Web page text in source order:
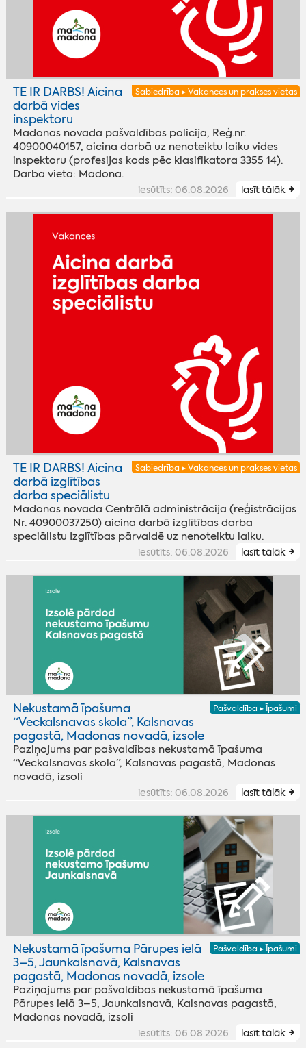
Sabiedrība ▸ Vakances un prakses vietas
TE IR DARBS! Aicina
darbā vides
inspektoru
Madonas novada pašvaldības policija, Reģ.nr.
40900040157, aicina darbā uz nenoteiktu laiku vides
inspektoru (profesijas kods pēc klasifikatora 3355 14).
Darba vieta: Madona.
iesūtīts: 06.08.2026 lasīt tālāk
Sabiedrība ▸ Vakances un prakses vietas
TE IR DARBS! Aicina
darbā izglītības
darba speciālistu
Madonas novada Centrālā administrācija (reģistrācijas
Nr. 40900037250) aicina darbā izglītības darba
speciālistu Izglītības pārvaldē uz nenoteiktu laiku.
iesūtīts: 06.08.2026 lasīt tālāk
Pašvaldība ▸ Īpašumi
Nekustamā īpašuma
“Veckalsnavas skola”, Kalsnavas
pagastā, Madonas novadā, izsole
Paziņojums par pašvaldības nekustamā īpašuma
“Veckalsnavas skola”, Kalsnavas pagastā, Madonas
novadā, izsoli
iesūtīts: 06.08.2026 lasīt tālāk
Pašvaldība ▸ Īpašumi
Nekustamā īpašuma Pārupes ielā
3–5, Jaunkalsnavā, Kalsnavas
pagastā, Madonas novadā, izsole
Paziņojums par pašvaldības nekustamā īpašuma
Pārupes ielā 3–5, Jaunkalsnavā, Kalsnavas pagastā,
Madonas novadā, izsoli
iesūtīts: 06.08.2026 lasīt tālāk